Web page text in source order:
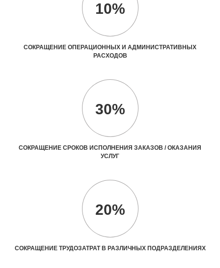
10%
СОКРАЩЕНИЕ ОПЕРАЦИОННЫХ И АДМИНИСТРАТИВНЫХ
РАСХОДОВ
30%
СОКРАЩЕНИЕ СРОКОВ ИСПОЛНЕНИЯ ЗАКАЗОВ / ОКАЗАНИЯ
УСЛУГ
20%
СОКРАЩЕНИЕ ТРУДОЗАТРАТ В РАЗЛИЧНЫХ ПОДРАЗДЕЛЕНИЯХ